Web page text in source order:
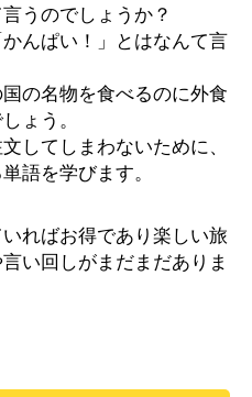
うのでしょうか？
んぱい！」とはなんて言
の名物を食べるのに外食
ょう。
してしまわないために、
語を学びます。
ればお得であり楽しい旅
い回しがまだまだありま